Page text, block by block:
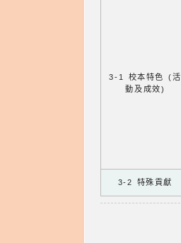
3-1 校本特色 (活
動及成效)
3-2 特殊貢獻